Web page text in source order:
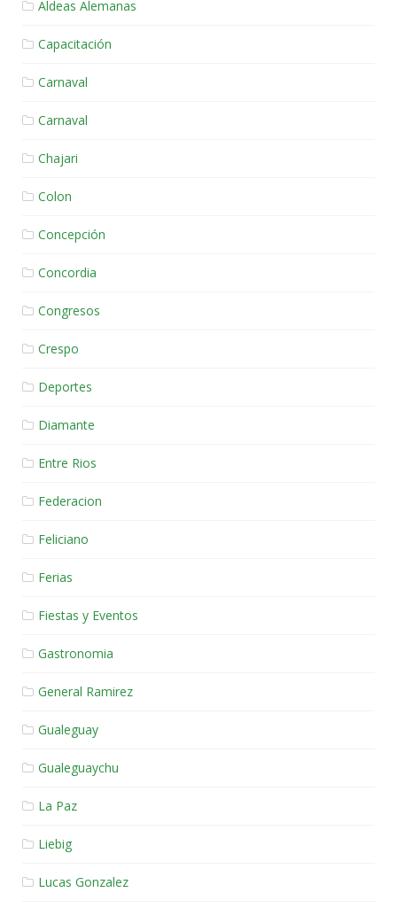
Aldeas Alemanas
Capacitación
Carnaval
Carnaval
Chajari
Colon
Concepción
Concordia
Congresos
Crespo
Deportes
Diamante
Entre Rios
Federacion
Feliciano
Ferias
Fiestas y Eventos
Gastronomia
General Ramirez
Gualeguay
Gualeguaychu
La Paz
Liebig
Lucas Gonzalez